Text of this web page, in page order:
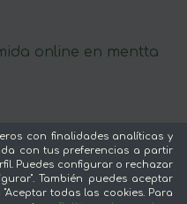
online en mentta
con finalidades analíticas y
con tus preferencias a partir
Puedes configurar o rechazar
También puedes aceptar
todas las cookies. Para